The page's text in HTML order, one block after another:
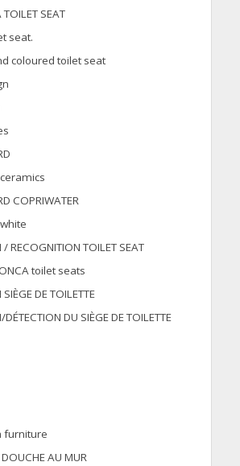
SEAT
seat.
coloured toilet seat
COPRIWATER
/ RECOGNITION TOILET SEAT
toilet seats
DE TOILETTE
DU SIÈGE DE TOILETTE
furniture
AU MUR